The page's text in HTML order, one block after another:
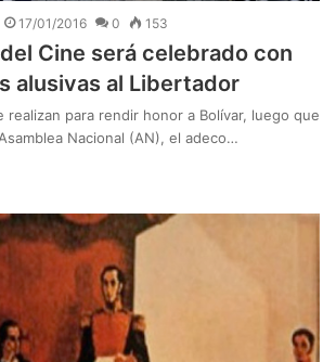
17/01/2016 0 153
Cine será celebrado con
alusivas al Libertador
realizan para rendir honor a Bolívar, luego que
Nacional (AN), el adeco…